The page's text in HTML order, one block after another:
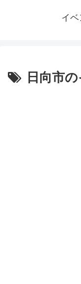
イ
日向市